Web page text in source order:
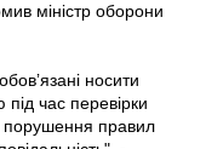
міністр оборони
носити
під час перевірки
порушення правил